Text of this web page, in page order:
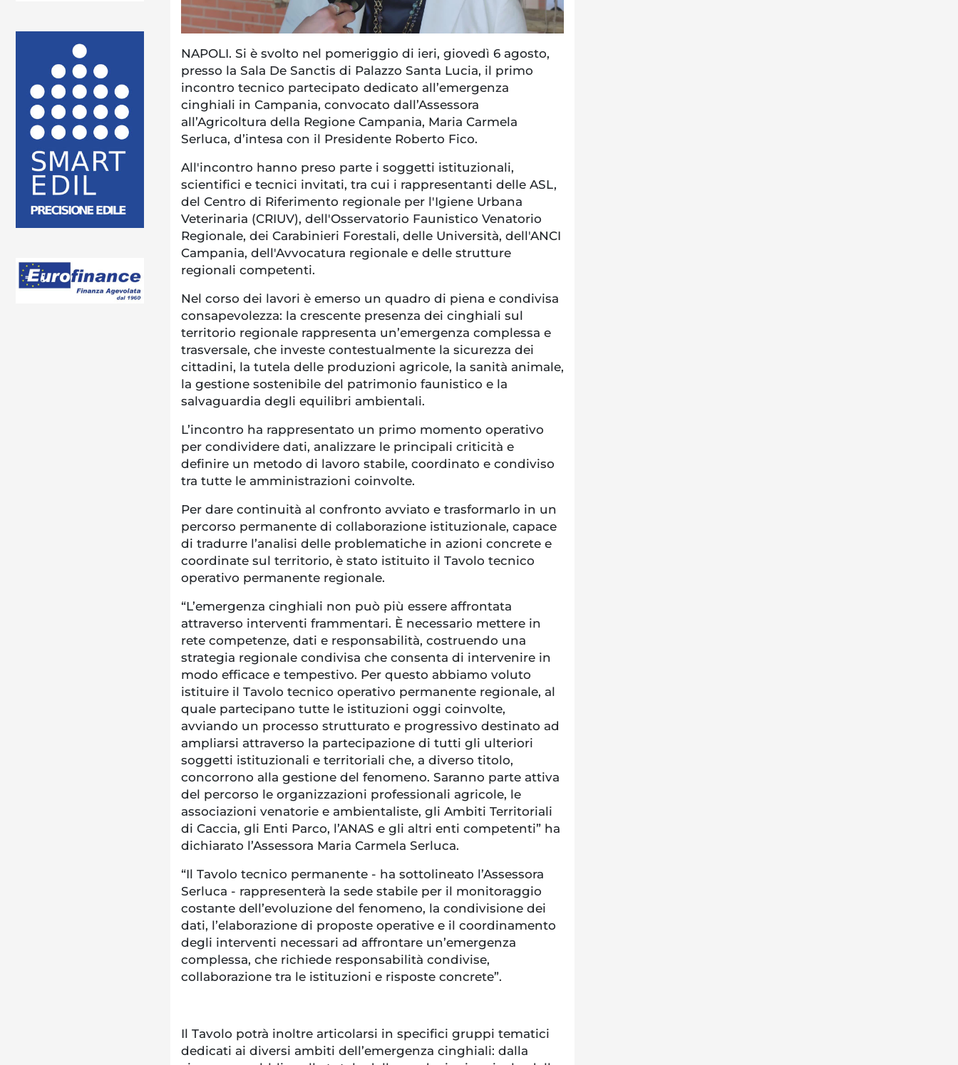
NAPOLI. Si è svolto nel pomeriggio di ieri, giovedì 6 agosto,
presso la Sala De Sanctis di Palazzo Santa Lucia, il primo
incontro tecnico partecipato dedicato all’emergenza
cinghiali in Campania, convocato dall’Assessora
all’Agricoltura della Regione Campania, Maria Carmela
Serluca, d’intesa con il Presidente Roberto Fico.
All'incontro hanno preso parte i soggetti istituzionali,
scientifici e tecnici invitati, tra cui i rappresentanti delle ASL,
del Centro di Riferimento regionale per l'Igiene Urbana
Veterinaria (CRIUV), dell'Osservatorio Faunistico Venatorio
Regionale, dei Carabinieri Forestali, delle Università, dell'ANCI
Campania, dell'Avvocatura regionale e delle strutture
regionali competenti.
Nel corso dei lavori è emerso un quadro di piena e condivisa
consapevolezza: la crescente presenza dei cinghiali sul
territorio regionale rappresenta un’emergenza complessa e
trasversale, che investe contestualmente la sicurezza dei
cittadini, la tutela delle produzioni agricole, la sanità animale,
la gestione sostenibile del patrimonio faunistico e la
salvaguardia degli equilibri ambientali.
L’incontro ha rappresentato un primo momento operativo
per condividere dati, analizzare le principali criticità e
definire un metodo di lavoro stabile, coordinato e condiviso
tra tutte le amministrazioni coinvolte.
Per dare continuità al confronto avviato e trasformarlo in un
percorso permanente di collaborazione istituzionale, capace
di tradurre l’analisi delle problematiche in azioni concrete e
coordinate sul territorio, è stato istituito il Tavolo tecnico
operativo permanente regionale.
“L’emergenza cinghiali non può più essere affrontata
attraverso interventi frammentari. È necessario mettere in
rete competenze, dati e responsabilità, costruendo una
strategia regionale condivisa che consenta di intervenire in
modo efficace e tempestivo. Per questo abbiamo voluto
istituire il Tavolo tecnico operativo permanente regionale, al
quale partecipano tutte le istituzioni oggi coinvolte,
avviando un processo strutturato e progressivo destinato ad
ampliarsi attraverso la partecipazione di tutti gli ulteriori
soggetti istituzionali e territoriali che, a diverso titolo,
concorrono alla gestione del fenomeno. Saranno parte attiva
del percorso le organizzazioni professionali agricole, le
associazioni venatorie e ambientaliste, gli Ambiti Territoriali
di Caccia, gli Enti Parco, l’ANAS e gli altri enti competenti” ha
dichiarato l’Assessora Maria Carmela Serluca.
“Il Tavolo tecnico permanente - ha sottolineato l’Assessora
Serluca - rappresenterà la sede stabile per il monitoraggio
costante dell’evoluzione del fenomeno, la condivisione dei
dati, l’elaborazione di proposte operative e il coordinamento
degli interventi necessari ad affrontare un’emergenza
complessa, che richiede responsabilità condivise,
collaborazione tra le istituzioni e risposte concrete”.
Il Tavolo potrà inoltre articolarsi in specifici gruppi tematici
dedicati ai diversi ambiti dell’emergenza cinghiali: dalla